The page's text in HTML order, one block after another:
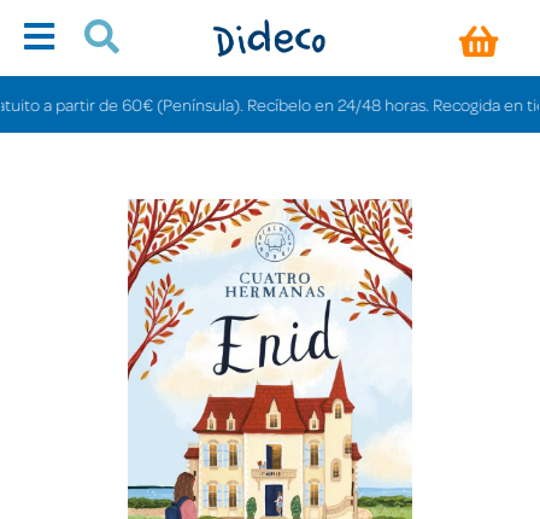
a partir de 60€ (Península). Recíbelo en 24/48 horas. Recogida en